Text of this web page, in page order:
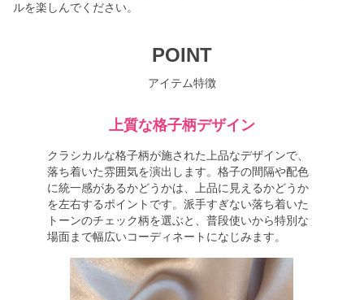
ルを楽しんでください。
POINT
アイテム特徴
上質な格子柄デザイン
クラシカルな格子柄が施された上品なデザインで、
落ち着いた雰囲気を演出します。格子の間隔や配色
に統一感があるかどうかは、上品に見えるかどうか
を左右するポイントです。派手すぎない落ち着いた
トーンのチェック柄を選ぶと、普段使いから特別な
場面まで幅広いコーディネートになじみます。